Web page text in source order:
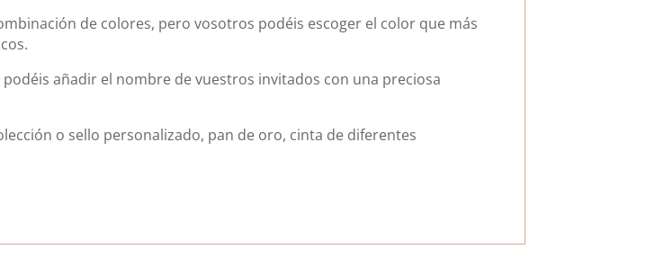
de colores, pero vosotros podéis escoger el color que más
añadir el nombre de vuestros invitados con una preciosa
o sello personalizado, pan de oro, cinta de diferentes